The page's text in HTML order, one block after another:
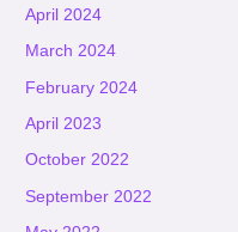
April 2024
March 2024
February 2024
April 2023
October 2022
September 2022